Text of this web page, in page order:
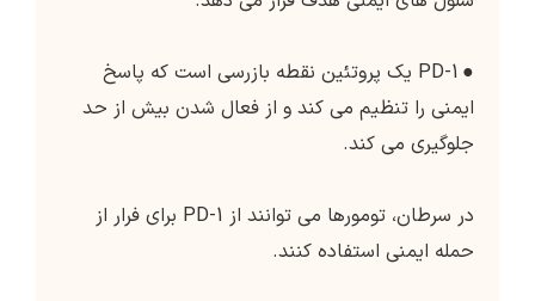
●
PD-1 یک پروتئین نقطه بازرسی است که پاسخ
ایمنی را تنظیم می کند و از فعال شدن بیش از حد
جلوگیری می کند.
در سرطان، تومورها می توانند از PD-1 برای فرار از
حمله ایمنی استفاده کنند.